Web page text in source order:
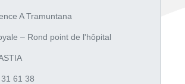
A Tramuntana
– Rond point de l'hôpital
61 38